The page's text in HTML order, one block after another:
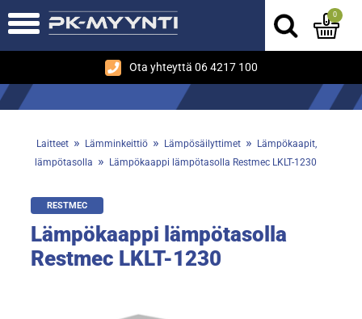
Ota yhteyttä 06 4217 100
0
Laitteet » Lämminkeittiö » Lämpösäilyttimet »
Lämpökaapit,
lämpötasolla » Lämpökaappi lämpötasolla Restmec LKLT-1230
RESTMEC
Lämpökaappi lämpötasolla
Restmec LKLT-1230